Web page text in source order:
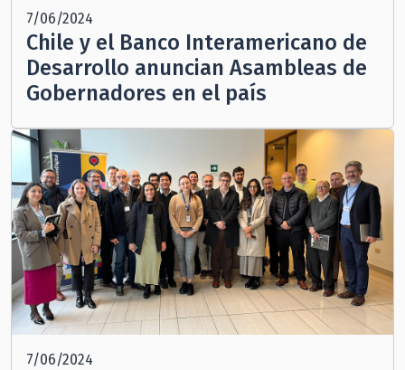
7/06/2024
Chile y el Banco Interamericano de
Desarrollo anuncian Asambleas de
Gobernadores en el país
7/06/2024